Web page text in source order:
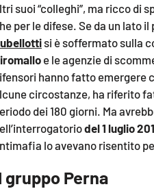
LACONAIR.IT
LACITYMAG.IT
ILREGGINO.IT
COSENZACHANNEL.IT
ILVIBONESE.IT
CATANZAROCHANNEL.IT
suoi “colleghi”, ma ricco di
per le difese. Se da un lato
si è soffermato sulla
e le agenzie di
hanno fatto emergere
circostanze, ha riferito
dei 180 giorni. Ma
del 1 luglio
lo avevano risentito
gruppo Perna